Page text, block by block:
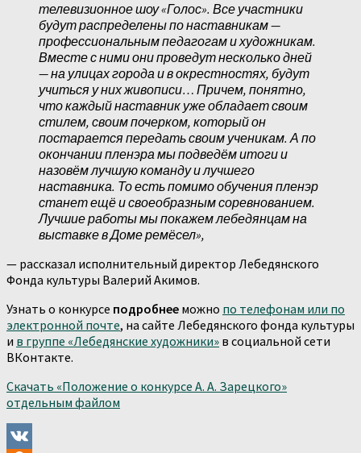
телевизионное шоу «Голос». Все участники
будут распределены по наставникам —
профессиональным педагогам и художникам.
Вместе с ними они проведут несколько дней
— на улицах города и в окрестностях, будут
учиться у них живописи… Причем, понятно,
что каждый наставник уже обладает своим
стилем, своим почерком, который он
постарается передать своим ученикам. А по
окончании пленэра мы подведём итоги и
назовём лучшую команду и лучшего
наставника. То есть помимо обучения пленэр
станет ещё и своеобразным соревнованием.
Лучшие работы мы покажем лебедянцам на
выставке в Доме ремёсел»,
— рассказал исполнительный директор Лебедянского
Фонда культуры Валерий Акимов.
Узнать о конкурсе подробнее можно по телефонам или по
электронной почте, на сайте Лебедянского фонда культуры
и в группе «Лебедянские художники» в социальной сети
ВКонтакте.
Скачать «Положение о конкурсе А. А. Зарецкого»
отдельным файлом